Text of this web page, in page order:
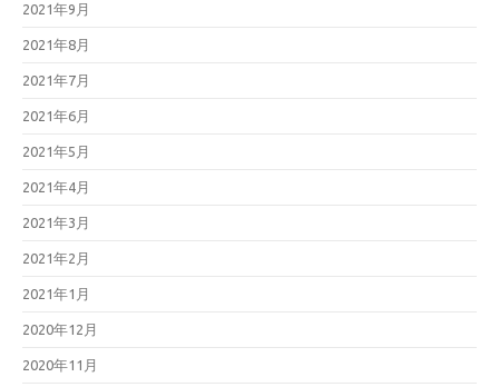
2021年9月
2021年8月
2021年7月
2021年6月
2021年5月
2021年4月
2021年3月
2021年2月
2021年1月
2020年12月
2020年11月